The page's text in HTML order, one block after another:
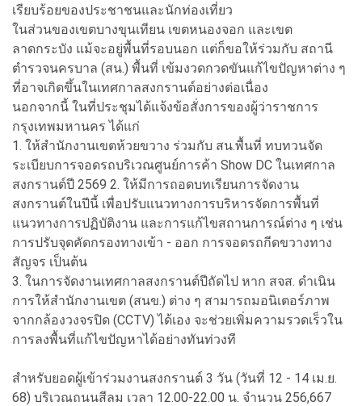
เรียบร้อยของประชาชนและนักท่องเที่ยว
ในส่วนของเขตบางขุนเทียน เขตหนองจอก และเขต
ลาดกระบัง แม้จะอยู่พื้นที่รอบนอก แต่ก็ขอให้ร่วมกับ สถานี
ตำรวจนครบาล (สน.) พื้นที่ เข้มงวดกวดขันแก้ไขปัญหาต่าง ๆ
ที่อาจเกิดขึ้นในเทศกาลสงกรานต์อย่างต่อเนื่อง
นอกจากนี้ ในที่ประชุมได้แจ้งข้อสั่งการของผู้ว่าราชการ
กรุงเทพมหานคร ได้แก่
1. ให้สำนักงานเขตห้วยขวาง ร่วมกับ สน.พื้นที่ ทบทวนจัด
ระเบียบการจอดรถบริเวณศูนย์การค้า Show DC ในเทศกาล
สงกรานต์ปี 2569 2. ให้มีการถอดบทเรียนการจัดงาน
สงกรานต์ในปีนี้ เพื่อปรับแนวทางการบริหารจัดการพื้นที่
แนวทางการปฏิบัติงาน และการแก้ไขสถานการณ์ต่าง ๆ เช่น
การปรับจุดคัดกรองทางเข้า - ออก การจอดรถกีดขวางทาง
สัญจร เป็นต้น
3. ในการจัดงานเทศกาลสงกรานต์ปีถัดไป หาก สจส. ดำเนิน
การให้สำนักงานเขต (สนข.) ต่าง ๆ สามารถมอนิเตอร์ภาพ
จากกล้องวงจรปิด (CCTV) ได้เอง จะช่วยเพิ่มความรวดเร็วใน
การลงพื้นที่แก้ไขปัญหาได้อย่างทันท่วงที
สำหรับยอดผู้เข้าร่วมงานสงกรานต์ 3 วัน (วันที่ 12 - 14 เม.ย.
68) บริเวณถนนสีลม เวลา 12.00-22.00 น. จำนวน 256,667